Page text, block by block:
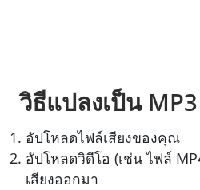
วิธีแปลงเป็น MP3
อัปโหลดไฟล์เสียงของคุณ
อัปโหลดวิดีโอ (เช่น ไฟล์
เสียงออกมา